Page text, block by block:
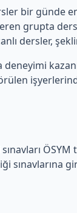
bir günde
grupta
dersler,
deneyimi
ÖSYM
sınavlarına